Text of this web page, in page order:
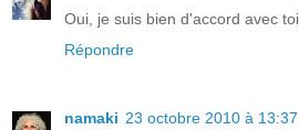
Oui, je suis bien d'accord avec
Répondre
namaki 23 octobre 2010 à 13:37